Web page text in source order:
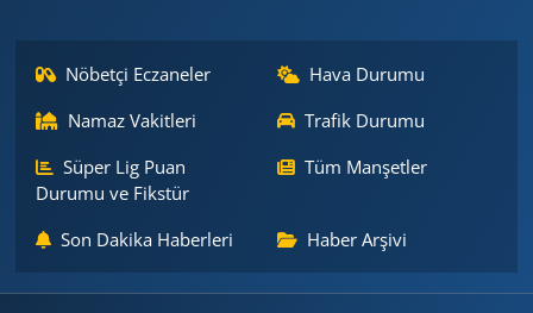
Nöbetçi Eczaneler
Hava Durumu
Namaz Vakitleri
Trafik Durumu
Süper Lig Puan
Durumu ve Fikstür
Tüm Manşetler
Son Dakika Haberleri Haber Arşivi